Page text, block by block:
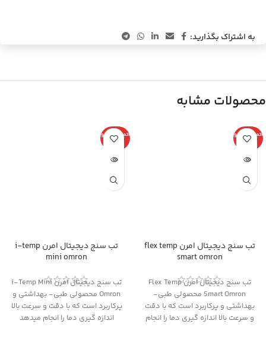
به اشتراک بگذارید:
محصولات مشابه
اتمام موجو
دی
تب سنج دیجیتال امرن flex temp
smart omron
تب سنج دیجیتال امرن Flex Temp
Smart Omron محصولی طبی-
بهداشتی و پرکاربرد است که با دقت
و سرعت بالا اندازه گیری دما را انجام
اتمام موجو
دی
تب سنج دیجیتال امرن i-temp
mini omron
تب سنج دیجیتال امرن i-Temp Mini
Omron محصولی طبی- بهداشتی و
پرکاربرد است که با دقت و سرعت بالا
اندازه گیری دما را انجام میدهد